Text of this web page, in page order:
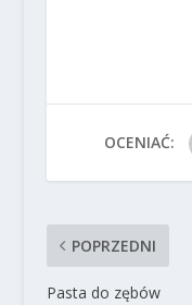
OCENIAĆ:
POPRZEDNI
Pasta do zębów